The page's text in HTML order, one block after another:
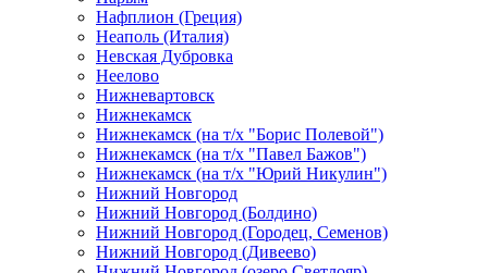
Нафплион (Греция)
Неаполь (Италия)
Невская Дубровка
Неелово
Нижневартовск
Нижнекамск
Нижнекамск (на т/х "Борис Полевой")
Нижнекамск (на т/х "Павел Бажов")
Нижнекамск (на т/х "Юрий Никулин")
Нижний Новгород
Нижний Новгород (Болдино)
Нижний Новгород (Городец, Семенов)
Нижний Новгород (Дивеево)